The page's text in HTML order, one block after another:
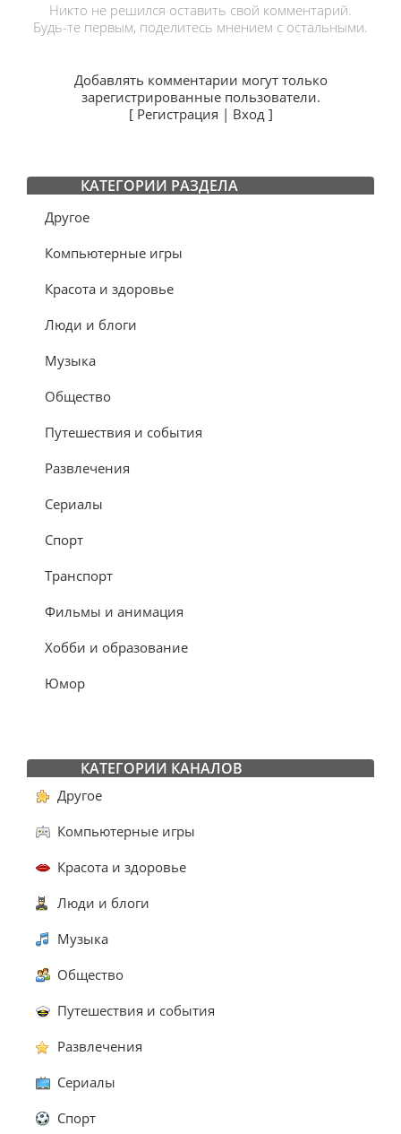
Никто не решился оставить свой комментарий.
Будь-те первым, поделитесь мнением с остальными.
Добавлять комментарии могут только
зарегистрированные пользователи.
[ Регистрация | Вход]
КАТЕГОРИИ РАЗДЕЛА
Другое
Компьютерные игры
Красота и здоровье
Люди и блоги
Музыка
Общество
Путешествия и события
Развлечения
Сериалы
Спорт
Транспорт
Фильмы и анимация
Хобби и образование
Юмор
КАТЕГОРИИ КАНАЛОВ
Другое
Компьютерные игры
Красота и здоровье
Люди и блоги
Музыка
Общество
Путешествия и события
Развлечения
Сериалы
Спорт